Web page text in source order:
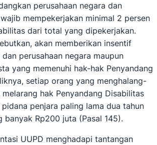
perusahaan negara dan
mempekerjakan minimal 2 persen
dari total yang dipekerjakan.
akan memberikan insentif
perusahaan negara maupun
yang memenuhi hak-hak Penyandang
setiap orang yang menghalang-
hak Penyandang Disabilitas
penjara paling lama dua tahun
banyak Rp200 juta (Pasal 145).
UUPD menghadapi tantangan